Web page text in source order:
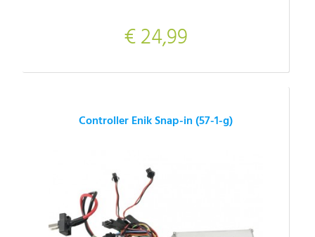
€ 24,99
Controller Enik Snap-in (57-1-g)